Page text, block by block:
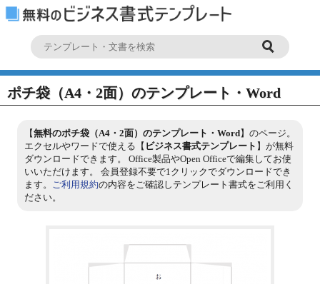
ポチ袋（A4・2面）のテンプレート・Word
【無料のポチ袋（A4・2面）のテンプレート・Word】のページ。
エクセルやワードで使える【 ビジネス書式テンプレート 】が無料
ダウンロードできます。 Office製品やOpen Officeで編集してお使
いいただけます。 会員登録不要で1クリックでダウンロードでき
ます。 ご利用規約の内容をご確認しテンプレート書式をご利用く
ださい。